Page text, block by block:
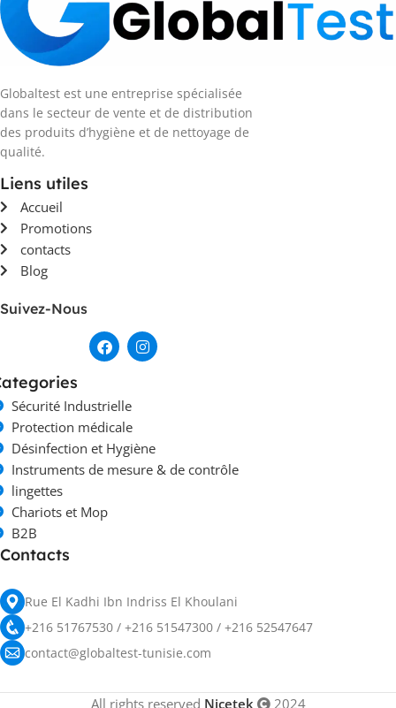
Globaltest est une entreprise spécialisée
dans le secteur de vente et de distribution
des produits d’hygiène et de nettoyage de
qualité.
Liens utiles
Accueil
Promotions
contacts
Blog
Suivez-Nous
Sécurité Industrielle
Protection médicale
Désinfection et Hygiène
Instruments de mesure & de contrôle
lingettes
Chariots et Mop
B2B
Contacts
Rue El Kadhi Ibn Indriss El Khoulani
+216 51767530 / +216 51547300 / +216 52547647
contact@globaltest-tunisie.com
All rights reserved Nicetek 2024